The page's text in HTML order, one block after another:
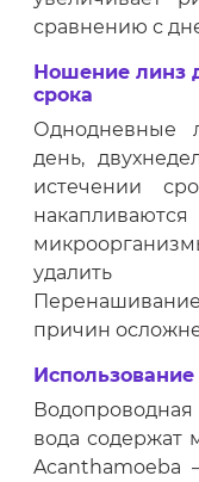
сравнению с
Ношение линз
срока
Однодневные
день,
истечении
удалить
причин
вода содержат
Acanthamoeba